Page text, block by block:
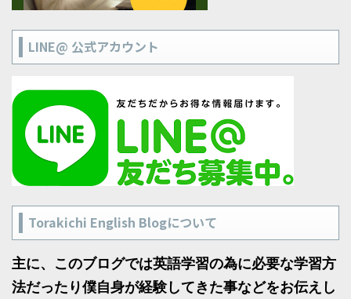
LINE@ 公式アカウント
Torakichi English Blogについて
主に、このブログでは英語学習の為に必要な学習方
法だったり僕自身が経験してきた事などをお伝えし